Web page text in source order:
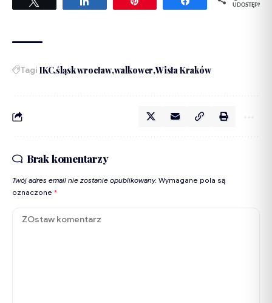
UDOSTĘPNIEŃ
Tagi IKC śląsk wrocław walkower Wisła Kraków
Brak komentarzy
Twój adres email nie zostanie opublikowany. Wymagane pola są
oznaczone *